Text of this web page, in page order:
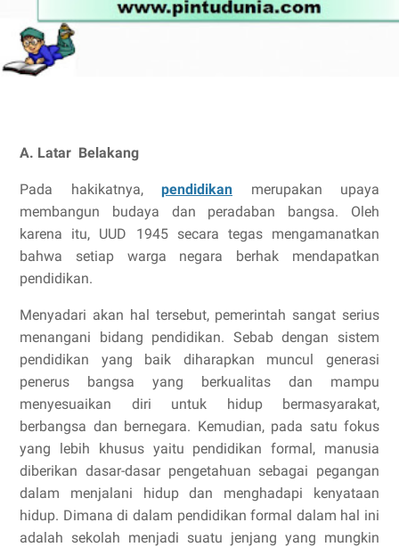
A. Latar Belakang
Pada hakikatnya, pendidikan merupakan upaya
membangun budaya dan peradaban bangsa. Oleh
karena itu, UUD 1945 secara tegas mengamanatkan
bahwa setiap warga negara berhak mendapatkan
pendidikan.
Menyadari akan hal tersebut, pemerintah sangat serius
menangani bidang pendidikan. Sebab dengan sistem
pendidikan yang baik diharapkan muncul generasi
penerus bangsa yang berkualitas dan mampu
menyesuaikan diri untuk hidup bermasyarakat,
berbangsa dan bernegara. Kemudian, pada satu fokus
yang lebih khusus yaitu pendidikan formal, manusia
diberikan dasar-dasar pengetahuan sebagai pegangan
dalam menjalani hidup dan menghadapi kenyataan
hidup. Dimana di dalam pendidikan formal dalam hal ini
adalah sekolah menjadi suatu jenjang yang mungkin